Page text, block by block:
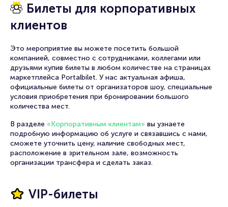
Ростовского театра драмы имени Максима Горького и
Заслуженным артистом Российской Федерации.
Её театральные роли включают: Тео Фелт — «Вниз с горы
Морган» (А. Миллер); Она — «Идеальная пара» (В. Ветров);
Госпожа Вальтер — «Милый друг» (Г. де Мопассан);
Фелисити Честерфилд — «Загнанная лошадь» (Ф. Саган);
Татьяна — «Пока я жива…» (Н. Птушкина); Анисия
Кирилловна — «Шут Балакирев» (Г. Горин); Хлестова —
«Горе от ума» (А. Грибоедов); Турусина — «На всякого
мудреца довольно простоты» (А. Н. Островский); Мать —
«Великолепная семейка» (А. Николаи, реж. Анна Фекета);
Фелисата Герасимовна Кукушкина — «Доходное место» (А.
Н. Островский); Белиса — «Влюблена! Умна, хитра…» (Лопе
де Вега, 2004, реж. Николай Сорокин); Елизавета
Английская — «Королева» (Роберт Болт); Кристина —
(Р. Баэр, 2010, реж. Ирина Морозова); Этель — «В тени
виноградника» (В. Мухорьямов по мотивам рассказа И.
Билеты для корпоративных
клиентов
Это мероприятие вы можете посетить большой
компанией, совместно с сотрудниками, коллегами или
друзьями купив билеты в любом количестве на страницах
маркетплейса Portalbilet. У нас актуальная афиша,
официальные билеты от организаторов шоу, специальные
условия приобретения при бронировании большого
количества мест.
В разделе «Корпоративным клиентам» вы узнаете
подробную информацию об услуге и связавшись с нами,
сможете уточнить цену, наличие свободных мест,
расположение в зрительном зале, возможность
организации трансфера и сделать заказ.
VIP-билеты